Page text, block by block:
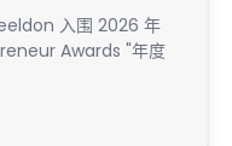
入围 2026 年
Awards "年度